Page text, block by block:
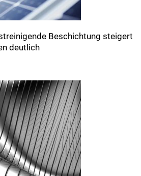
Beschichtung steigert
deutlich